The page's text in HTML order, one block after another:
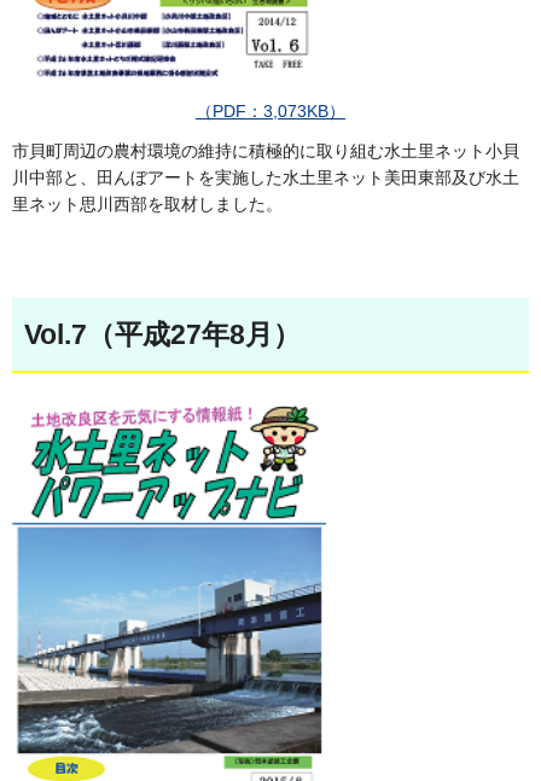
（PDF：3,073KB）
市貝町周辺の農村環境の維持に積極的に取り組む水土里ネット小貝
川中部と、田んぼアートを実施した水土里ネット美田東部及び水土
里ネット思川西部を取材しました。
Vol.7（平成27年8月）